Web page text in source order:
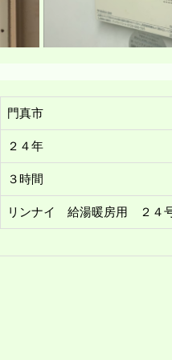
門真市
２４年
３時間
リンナイ 給湯暖房用 ２４